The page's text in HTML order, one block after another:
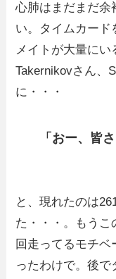
心肺はまだまだ余
い。タイムカード
メイトが大量にい
Takernikovさん、
に・・・
「おー、皆
と、現れたのは
た・・・。もうこ
回走ってるモチ
ったわけで。後